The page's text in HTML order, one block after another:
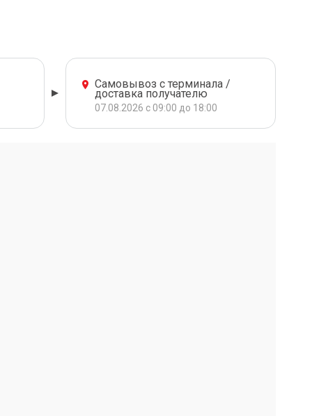
Самовывоз с терминала /
доставка получателю
07.08.2026 с 09:00 до 18:00